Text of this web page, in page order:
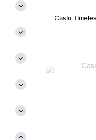
Casio